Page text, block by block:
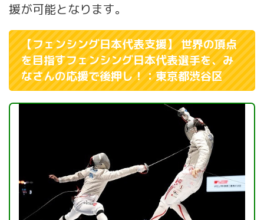
援が可能となります。
【フェンシング日本代表支援】 世界の頂点
を目指すフェンシング日本代表選手を、み
なさんの応援で後押し！：東京都渋谷区